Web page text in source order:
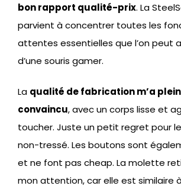
bon rapport qualité-prix. La
parvient à concentrer toutes les
attentes essentielles que l’on peut
d’une souris gamer.
La qualité de fabrication m’a
convaincu, avec un corps lisse et
toucher. Juste un petit regret pour le
non-tressé. Les boutons sont
et ne font pas cheap. La molette
mon attention, car elle est similaire